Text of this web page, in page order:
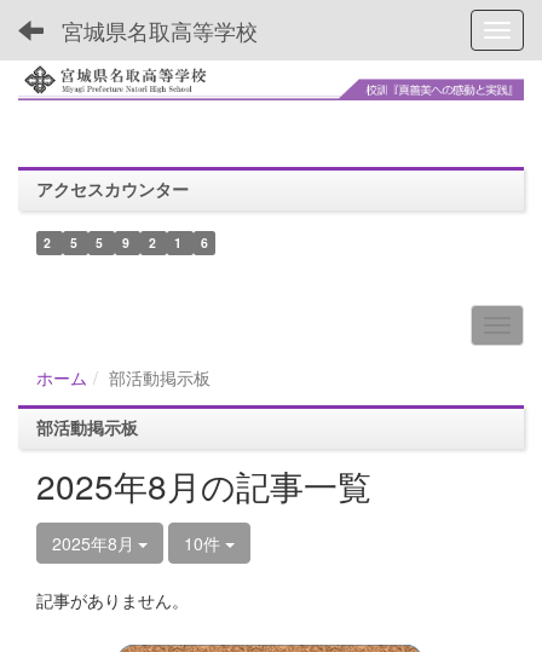
宮城県名取高等学校
アクセスカウンター
2 5 5 9 2 1 6
ホーム 部活動掲示板
部活動掲示板
2025年8月の記事一覧
2025年8月 10件
記事がありません。